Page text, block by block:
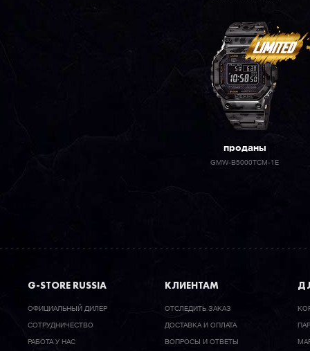
проданы
GMW-B5000TCM-1E
G-STORE RUSSIA
ОФИЦИАЛЬНЫЙ ДИЛЕР
CОТРУДНИЧЕСТВО
РАБОТА У НАС
КЛИЕНТАМ
ОТСЛЕДИТЬ ЗАКАЗ
ДОСТАВКА И ОПЛАТА
ВОПРОСЫ И ОТВЕТЫ